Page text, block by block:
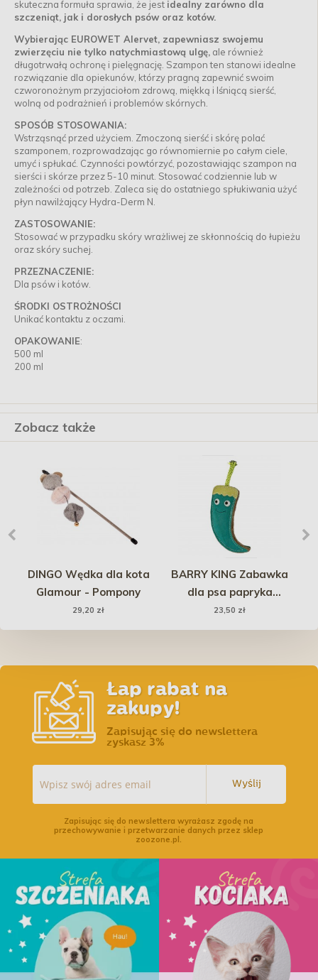
skuteczna formuła sprawia, że jest idealny zarówno dla
szczeniąt, jak i dorosłych psów oraz kotów.
Wybierając EUROWET Alervet, zapewniasz swojemu
zwierzęciu nie tylko natychmiastową ulgę, ale również
długotrwałą ochronę i pielęgnację. Szampon ten stanowi idealne
rozwiązanie dla opiekunów, którzy pragną zapewnić swoim
czworonożnym przyjaciołom zdrową, miękką i lśniącą sierść,
wolną od podrażnień i problemów skórnych.
SPOSÓB STOSOWANIA:
Wstrząsnąć przed użyciem. Zmoczoną sierść i skórę polać
szamponem, rozprowadzając go równomiernie po całym ciele,
umyć i spłukać. Czynności powtórzyć, pozostawiając szampon na
sierści i skórze przez 5-10 minut. Stosować codziennie lub w
zależności od potrzeb. Zaleca się do ostatniego spłukiwania użyć
płyn nawilżający Hydra-Derm N.
ZASTOSOWANIE:
Stosować w przypadku skóry wrażliwej ze skłonnością do łupieżu
oraz skóry suchej.
PRZEZNACZENIE:
Dla psów i kotów.
ŚRODKI OSTROŻNOŚCI
Unikać kontaktu z oczami.
OPAKOWANIE:
500 ml
200 ml
Zobacz także
DINGO Wędka dla kota
Glamour - Pompony
29,20 zł
BARRY KING Zabawka
dla psa papryka
skórzana
23,50 zł
Łap rabat na
zakupy!
Zapisując się do newslettera
zyskasz 3%
Wyślij
Zapisując się do newslettera wyrażasz zgodę na
przechowywanie i przetwarzanie danych przez sklep
zoozone.pl.